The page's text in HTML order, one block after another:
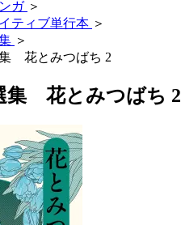
ガ ＞
ティブ単行本 ＞
＞
花とみつばち 2
集 花とみつばち 2